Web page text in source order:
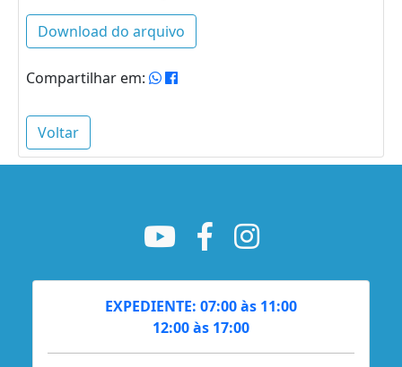
Download do arquivo
Compartilhar em:
Voltar
EXPEDIENTE: 07:00 às 11:00
12:00 às 17:00